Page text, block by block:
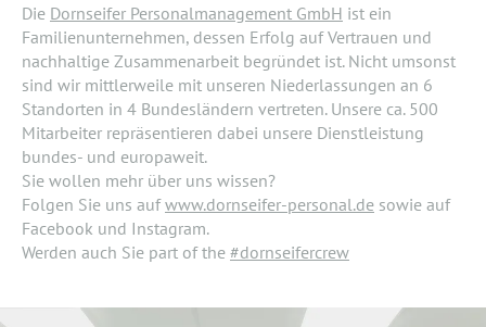
Die Dornseifer Personalmanagement GmbH ist ein
Familienunternehmen, dessen Erfolg auf Vertrauen und
nachhaltige Zusammenarbeit begründet ist. Nicht umsonst
sind wir mittlerweile mit unseren Niederlassungen an 6
Standorten in 4 Bundesländern vertreten. Unsere ca. 500
Mitarbeiter repräsentieren dabei unsere Dienstleistung
bundes- und europaweit.
Sie wollen mehr über uns wissen?
Folgen Sie uns aufwww.dornseifer-personal.de sowie auf
Facebook und Instagram.
Werden auch Sie part of the #dornseifercrew